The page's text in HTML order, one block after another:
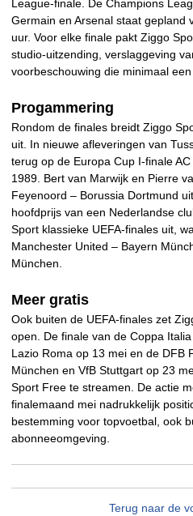
League-finale. De Champions
Germain en Arsenal staat gepland
uur. Voor elke finale pakt Ziggo
studio-uitzending, verslaggeving
voorbeschouwing die minimaal
Progammering
Rondom de finales breidt Ziggo
uit. In nieuwe afleveringen van
terug op de Europa Cup I-finale
1989. Bert van Marwijk en Pierre
Feyenoord – Borussia Dortmund
hoofdprijs van een Nederlandse
Sport klassieke UEFA-finales uit,
Manchester United – Bayern
München.
Meer gratis
Ook buiten de UEFA-finales zet
open. De finale van de Coppa
Lazio Roma op 13 mei en de DFB
München en VfB Stuttgart op 23
Sport Free te streamen. De actie
finalemaand mei nadrukkelijk
bestemming voor topvoetbal, ook
abonneeomgeving.
Terug naar de